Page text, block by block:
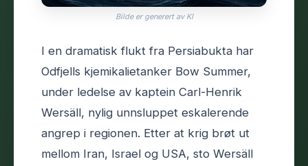
Bilde er generert av KI
I en dramatisk flukt fra Persiabukta har
Odfjells kjemikalietanker Bow Summer,
under ledelse av kaptein Carl-Henrik
Wersäll, nylig unnsluppet eskalerende
angrep i regionen. Etter at krig brøt ut
mellom Iran, Israel og USA, sto Wersäll